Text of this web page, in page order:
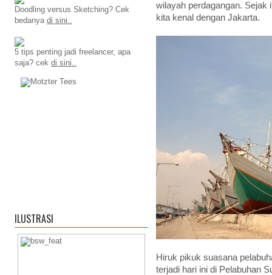
wilayah perdagangan. Sejak
kita kenal dengan Jakarta.
Hiruk pikuk suasana
terjadi hari ini di Pelabuhan
Doodling versus Sketching? Cek
bedanya di sini..
5 tips penting jadi freelancer, apa
saja? cek di sini..
ILUSTRASI